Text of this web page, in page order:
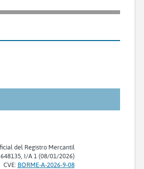
del Registro Mercantil
I/A 1 (08/01/2026)
CVE: BORME-A-2026-9-08